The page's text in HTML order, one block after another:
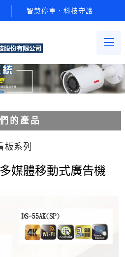
智慧停車．科技守護
的產品
板系列
媒體移動式廣告機